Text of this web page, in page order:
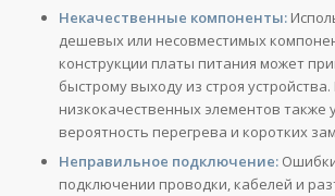
Некачественные компоненты:
дешевых или несовместимых
конструкции платы питания может
быстрому выходу из строя
низкокачественных элементов также
вероятность перегрева и коротких
Неправильное подключение:
подключении проводки, кабелей и